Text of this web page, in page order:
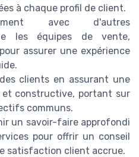
à chaque profil de client.
avec d'autres
les équipes de vente,
assurer une expérience
clients en assurant une
et constructive, portant sur
communs.
un savoir-faire approfondi
pour offrir un conseil
satisfaction client accrue.